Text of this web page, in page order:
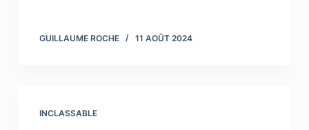
GUILLAUME ROCHE 11 AOÛT 2024
INCLASSABLE